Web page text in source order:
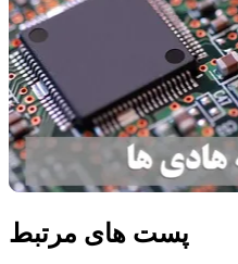
پست های مرتبط